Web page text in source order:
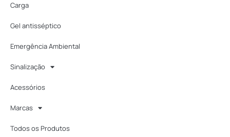
Carga
Gel antisséptico
Emergência Ambiental
Sinalização
Acessórios
Marcas
Todos os Produtos